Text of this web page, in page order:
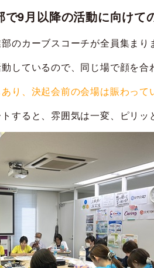
で9月以降の活動に向けて
のカーブスコーチが全員集まり
しているので、同じ場で顔を合
り、決起会前の会場は賑わって
すると、雰囲気は一変、ピリッ